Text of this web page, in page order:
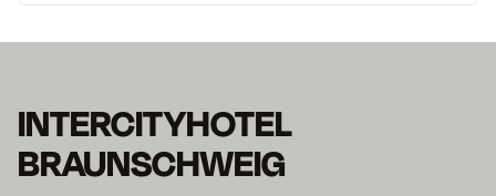
INTERCITYHOTEL
BRAUNSCHWEIG